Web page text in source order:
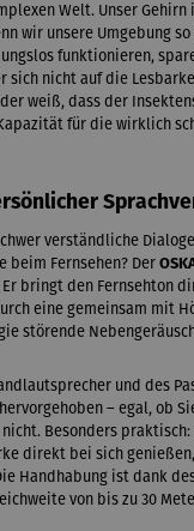
Welt. Unser
wir unsere Umgebung
funktionieren,
sich nicht auf die
weiß, dass der
für die wirklich
verständliche
beim Fernsehen? Der
bringt den Fernsehton
eine gemeinsam mit
störende
und des
– egal, ob
Besonders praktisch:
direkt bei sich
Handhabung ist dank
von bis zu 30